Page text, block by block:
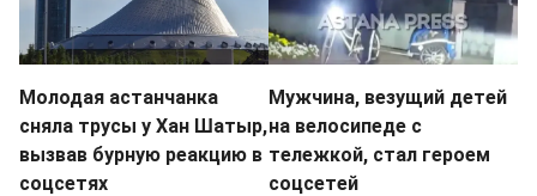
Молодая астанчанка
сняла трусы у Хан Шатыр,
вызвав бурную реакцию в
соцсетях
Мужчина, везущий детей
на велосипеде с
тележкой, стал героем
соцсетей